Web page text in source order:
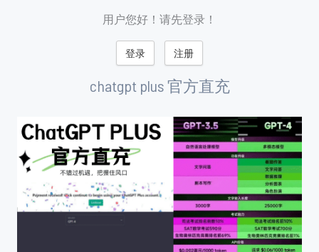
用户您好！请先登录！
登录 注册
chatgpt plus 官方直充